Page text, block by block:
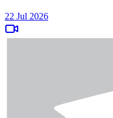
22 Jul 2026